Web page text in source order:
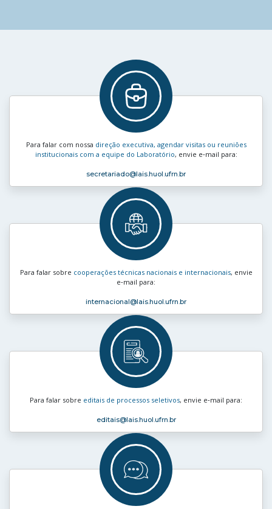
Para falar com nossa direção executiva, agendar visitas ou reuniões
institucionais com a equipe do Laboratório, envie e‑mail para:
secretariado@lais.huol.ufrn.br
Para falar sobre cooperações técnicas nacionais e internacionais, envie
e‑mail para:
internacional@lais.huol.ufrn.br
Para falar sobre editais de processos seletivos, envie e‑mail para:
editais@lais.huol.ufrn.br